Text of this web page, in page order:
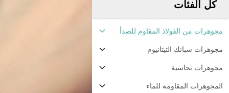
كل الفئات
مجوهرات من الفولاذ المقاوم للصدأ
مجوهرات سبائك التيتانيوم
مجوهرات نحاسية
المجوهرات المقاومة للماء